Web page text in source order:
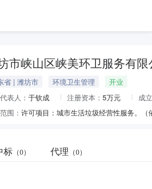
市峡山区峡美环卫服务有限
省 | 潍坊市 环境卫生管理
开业
表人： 于钦成 注册资本： 5万元
成
围：
标 （0） 代理 （0）